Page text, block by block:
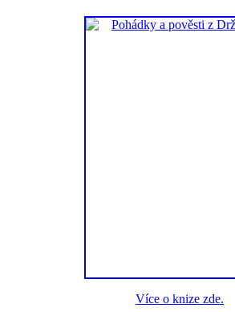
Více o knize zde.